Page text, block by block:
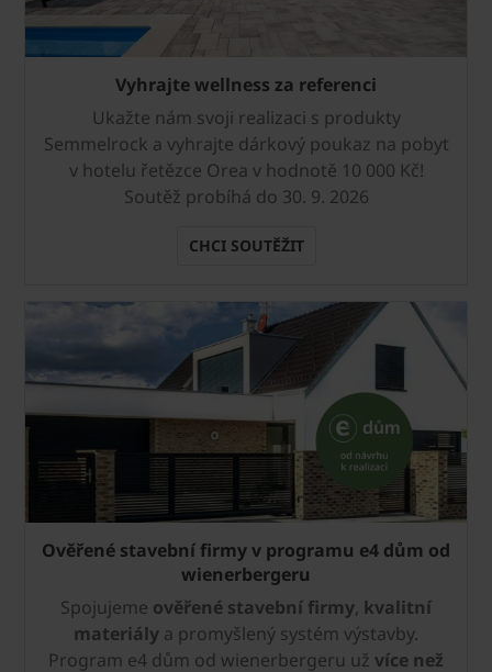
Vyhrajte wellness za referenci
Ukažte nám svoji realizaci s produkty
Semmelrock a vyhrajte dárkový poukaz na pobyt
v hotelu řetězce Orea v hodnotě 10 000 Kč!
Soutěž probíhá do 30. 9. 2026
CHCI SOUTĚŽIT
Ověřené stavební firmy v programu e4 dům od
wienerbergeru
Spojujeme ověřené stavební firmy, kvalitní
materiály a promyšlený systém výstavby.
Program e4 dům od wienerbergeru už více než